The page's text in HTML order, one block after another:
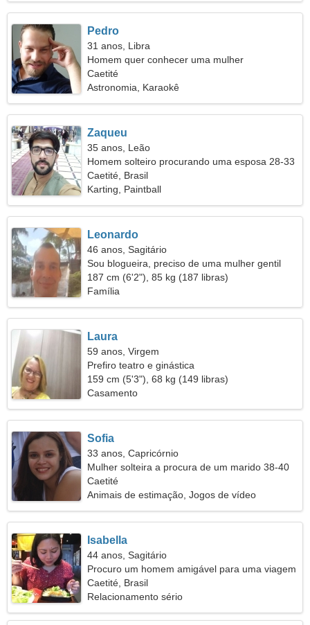
Pedro
31 anos, Libra
Homem quer conhecer uma mulher
Caetité
Astronomia, Karaokê
Zaqueu
35 anos, Leão
Homem solteiro procurando uma esposa 28-33
Caetité, Brasil
Karting, Paintball
Leonardo
46 anos, Sagitário
Sou blogueira, preciso de uma mulher gentil
187 cm (6'2"), 85 kg (187 libras)
Família
Laura
59 anos, Virgem
Prefiro teatro e ginástica
159 cm (5'3"), 68 kg (149 libras)
Casamento
Sofia
33 anos, Capricórnio
Mulher solteira a procura de um marido 38-40
Caetité
Animais de estimação, Jogos de vídeo
Isabella
44 anos, Sagitário
Procuro um homem amigável para uma viagem
conjunta
Caetité, Brasil
Relacionamento sério